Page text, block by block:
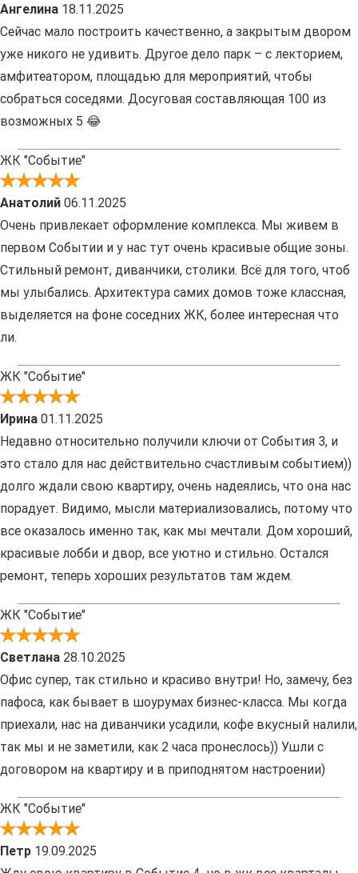
Ангелина 18.11.2025
Сейчас мало построить качественно, а закрытым двором
уже никого не удивить. Другое дело парк – с лекторием,
амфитеатором, площадью для мероприятий, чтобы
собраться соседями. Досуговая составляющая 100 из
возможных 5 😂
ЖК "Событие"
Анатолий 06.11.2025
Очень привлекает оформление комплекса. Мы живем в
первом Событии и у нас тут очень красивые общие зоны.
Стильный ремонт, диванчики, столики. Всё для того, чтоб
мы улыбались. Архитектура самих домов тоже классная,
выделяется на фоне соседних ЖК, более интересная что
ли.
ЖК "Событие"
Ирина 01.11.2025
Недавно относительно получили ключи от События 3, и
это стало для нас действительно счастливым событием))
долго ждали свою квартиру, очень надеялись, что она нас
порадует. Видимо, мысли материализовались, потому что
все оказалось именно так, как мы мечтали. Дом хороший,
красивые лобби и двор, все уютно и стильно. Остался
ремонт, теперь хороших результатов там ждем.
ЖК "Событие"
Светлана 28.10.2025
Офис супер, так стильно и красиво внутри! Но, замечу, без
пафоса, как бывает в шоурумах бизнес-класса. Мы когда
приехали, нас на диванчики усадили, кофе вкусный налили,
так мы и не заметили, как 2 часа пронеслось)) Ушли с
договором на квартиру и в приподнятом настроении)
ЖК "Событие"
Петр 19.09.2025